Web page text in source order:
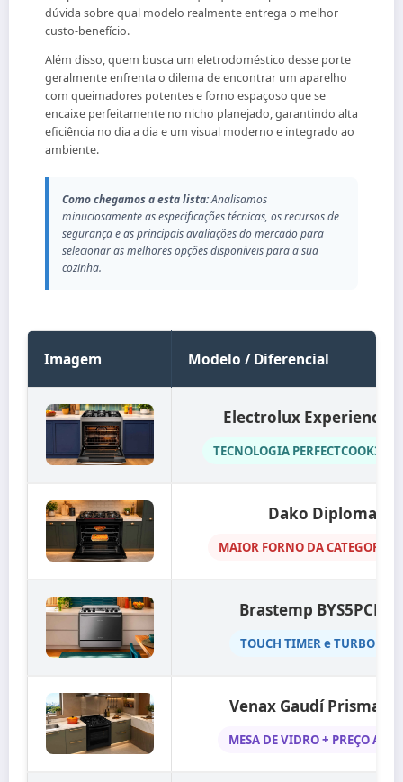
dúvida sobre qual modelo realmente entrega o melhor
custo-benefício.
Além disso, quem busca um eletrodoméstico desse porte
geralmente enfrenta o dilema de encontrar um aparelho
com queimadores potentes e forno espaçoso que se
encaixe perfeitamente no nicho planejado, garantindo alta
eficiência no dia a dia e um visual moderno e integrado ao
ambiente.
Como chegamos a esta lista:Analisamos
minuciosamente as especificações técnicas, os recursos de
segurança e as principais avaliações do mercado para
selecionar as melhores opções disponíveis para a sua
cozinha.
Imagem Modelo / Diferencial
Electrolux Experience
TECNOLOGIA PERFECTCOOK360
Dako Diplomata
MAIOR FORNO DA CATEGORIA
Brastemp BYS5PCR
TOUCH TIMER e TURBO
Venax Gaudí Prisma
MESA DE VIDRO + PREÇO